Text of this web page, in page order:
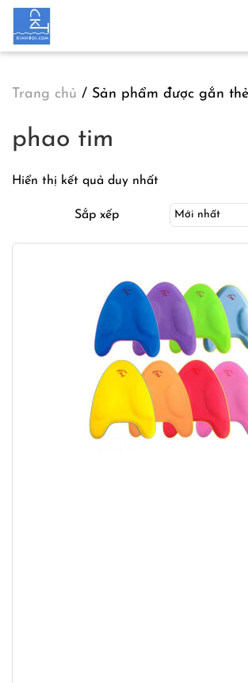
Skip to main content
Trang chủ / Sản phẩm được gắn
phao tim
Hiển thị kết quả duy nhất
Sắp xếp